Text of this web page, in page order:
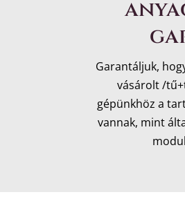
Garantáljuk,
vásárolt /
gépünkhöz a
vannak, mint